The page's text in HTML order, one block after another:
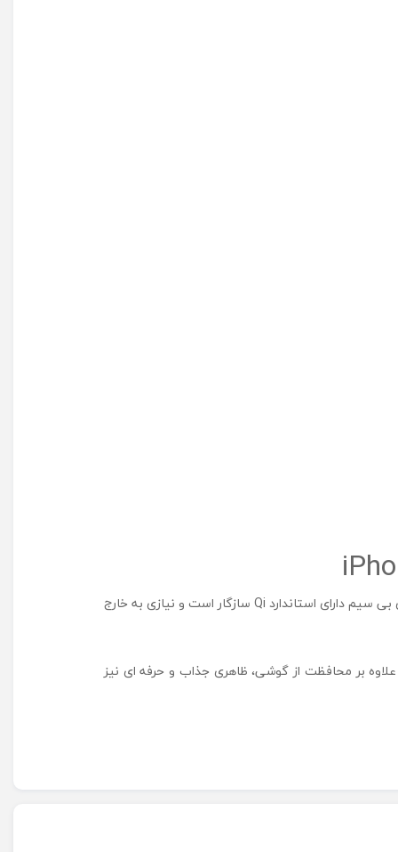
آهنرباهای داخلی این قاب، اتصال سریع و پایدار به شارژر مگ‌سیف و سایر لوازم جانبی آن را تضمین می‌کند. همچنین، با تمام شارژرهای بی سیم دارای استاندارد Qi سازگار است و نیازی به خارج
بر محافظت از گوشی، ظاهری جذاب و حرفه ای نیز